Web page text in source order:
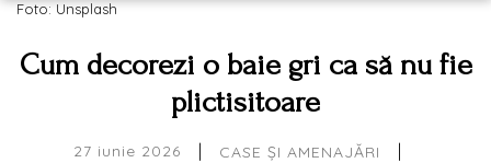
Foto: Unsplash
Cum decorezi o baie gri ca să nu fie
plictisitoare
27 iunie 2026 | CASE ȘI AMENAJĂRI |